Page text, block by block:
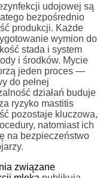
udojowej są
bezpośrednio
produkcji. Każde
wymion do
stada i system
i środków. Mycie
jeden proces —
do pełnej
działań buduje
ryzyko mastitis
pozostaje kluczowa,
natomiast ich
na bezpieczeństwo
związane